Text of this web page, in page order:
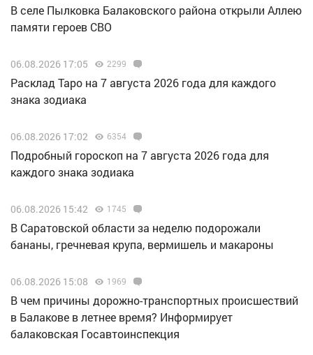
В селе Пылковка Балаковского района открыли Аллею
памяти героев СВО
06.08.2026 17:05 2299
Расклад Таро на 7 августа 2026 года для каждого
знака зодиака
06.08.2026 17:02 6354
Подробный гороскоп на 7 августа 2026 года для
каждого знака зодиака
06.08.2026 15:42 1745
В Саратовской области за неделю подорожали
бананы, гречневая крупа, вермишель и макароны
06.08.2026 15:08 1969
В чем причины дорожно-транспортных происшествий
в Балакове в летнее время? Информирует
балаковская Госавтоинспекция